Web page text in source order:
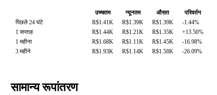
उच्चतम न्यूनतम औसत
परिवर्तन
पिछले 24 घंटे
R$1.41K R$1.39K R$1.39K
-1.44%
1 सप्ताह
R$1.44K R$1.21K R$1.35K
+13.50%
1 महीना
R$1.68K R$1.11K R$1.45K
-16.98%
3 महीने
R$1.93K R$1.14K R$1.58K -26.09%
सामान्य रूपांतरण